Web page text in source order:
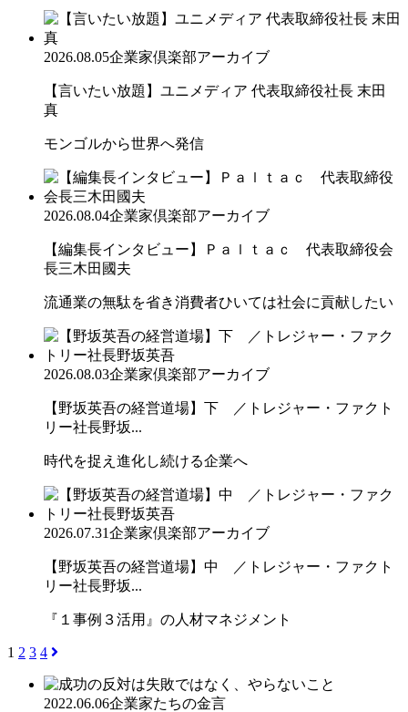
2026.08.05企業家倶楽部アーカイブ
【言いたい放題】ユニメディア 代表取締役社長 末田
真
モンゴルから世界へ発信
2026.08.04企業家倶楽部アーカイブ
【編集長インタビュー】Ｐａｌｔａｃ 代表取締役会
長三木田國夫
流通業の無駄を省き消費者ひいては社会に貢献したい
2026.08.03企業家倶楽部アーカイブ
【野坂英吾の経営道場】下 ／トレジャー・ファクト
リー社長野坂...
時代を捉え進化し続ける企業へ
2026.07.31企業家倶楽部アーカイブ
【野坂英吾の経営道場】中 ／トレジャー・ファクト
リー社長野坂...
『１事例３活用』の人材マネジメント
1 2 3 4
2022.06.06企業家たちの金言